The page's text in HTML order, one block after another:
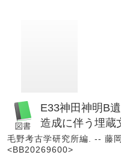
E33神田神明B
造成に伴う埋蔵
毛野考古学研究所編. -- 藤
<BB20269600>